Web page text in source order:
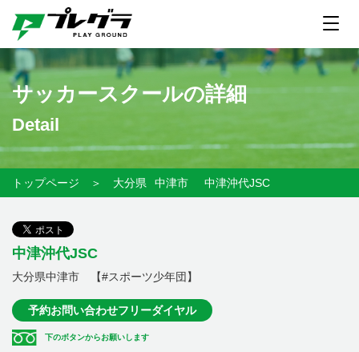
サッカースクールの詳細
Detail
トップページ ＞ 大分県 中津市 中津沖代JSC
中津沖代JSC
大分県中津市 【#スポーツ少年団】
予約お問い合わせフリーダイヤル
下のボタンからお願いします